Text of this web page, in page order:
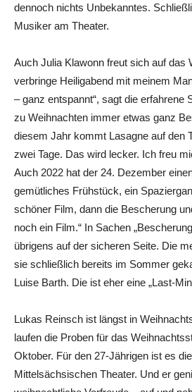
dennoch nichts Unbekanntes.
Musiker am Theater.
Auch Julia Klawonn freut sich auf das
verbringe Heiligabend mit meinem
– ganz entspannt“, sagt die erfahrene
zu Weihnachten immer etwas ganz
diesem Jahr kommt Lasagne auf den
zwei Tage. Das wird lecker. Ich freu
Auch 2022 hat der 24. Dezember
gemütliches Frühstück, ein
schöner Film, dann die Bescherung
noch ein Film.“ In Sachen
übrigens auf der sicheren Seite. Die
sie schließlich bereits im Sommer
Luise Barth. Die ist eher eine „Last-
Lukas Reinsch ist längst in
laufen die Proben für das
Oktober. Für den 27-Jährigen ist es
Mittelsächsischen Theater. Und er